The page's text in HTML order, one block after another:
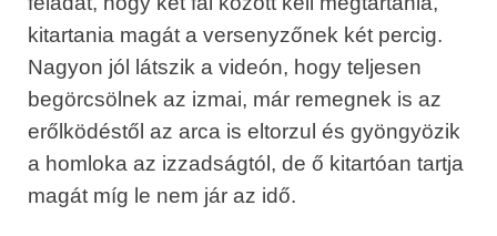
kitartania magát a versenyzőnek két percig.
Nagyon jól látszik a videón, hogy teljesen
begörcsölnek az izmai, már remegnek is az
erőlködéstől az arca is eltorzul és gyöngyözik
a homloka az izzadságtól, de ő kitartóan tartja
magát míg le nem jár az idő.